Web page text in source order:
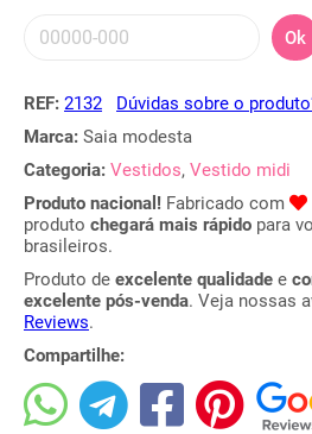
Ok
REF: 2132
Dúvidas sobre o
Marca: Saia modesta
Categoria: Vestidos, Vestido midi
Produto nacional! Fabricado com
produto chegará mais rápido para
brasileiros.
Produto de excelente qualidade e
excelente pós-venda. Veja nossas
Reviews.
Compartilhe: